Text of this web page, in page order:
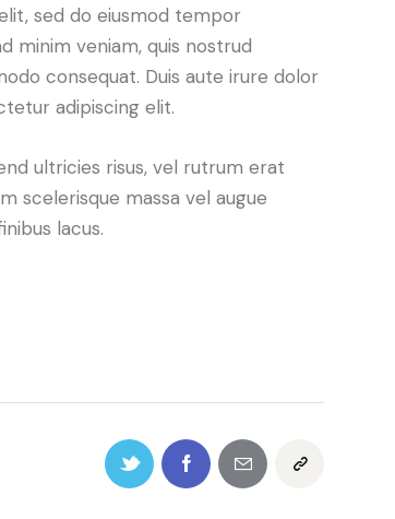
sed do eiusmod tempor
minim veniam, quis nostrud
consequat. Duis aute irure dolor
adipiscing elit.
ultricies risus, vel rutrum erat
scelerisque massa vel augue
lacus.